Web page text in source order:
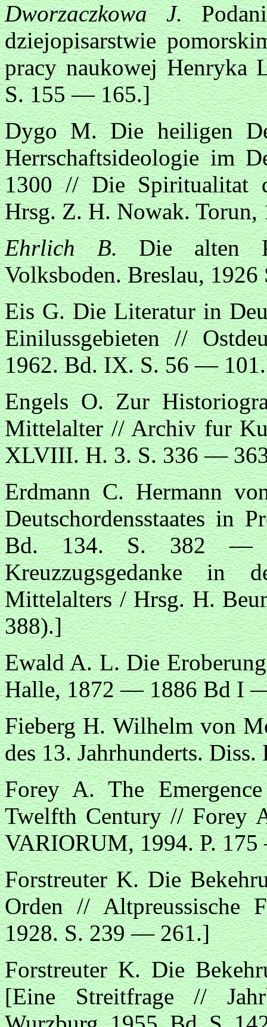
Dworzaczkowa J.
dziejopisarstwie
pracy naukowej Henryka
S. 155 — 165.]
Dygo M. Die heiligen
Herrschaftsideologie im
1300 // Die Spiritualitat
Hrsg. Z. H. Nowak.
Ehrlich B.Die alten
Volksboden. Breslau,
Eis G. Die Literatur in
Einilussgebieten //
1962. Bd. IX. S. 56 — 101.
Engels O. Zur
Mittelalter // Archiv fur
XLVIII. H. 3. S. 336 —
Erdmann C. Hermann
Deutschordensstaates in
Bd. 134. S. 382 —
Kreuzzugsgedanke in
Mittelalters / Hrsg. H.
388).]
Ewald A. L. Die
Halle, 1872 — 1886 Bd I
Fieberg H. Wilhelm von
des 13. Jahrhunderts.
Forey A. The
Twelfth Century // Forey
VARIORUM, 1994. P.
Forstreuter K. Die
Orden // Altpreussische
1928. S. 239 — 261.]
Forstreuter K. Die
[Eine Streitfrage //